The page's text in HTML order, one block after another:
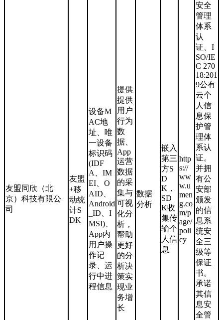
友盟同欣（北
京）科技有限公
司
友盟
+移
动统
计S
DK
设备M
AC地
址、唯
一设备
标识码
(IDF
A、IM
EI、O
AID、
Android
_ID、I
MSI)、
App内
用户操
作记
录、运
行中进
程信息
提供
提供
用户
行为
数
据、
App
运营
数据
的采
集与
可视
化分
析，
帮助
更好
的分
析决
策实
现业
务增
长
数据
分析
嵌入
第三
方S
D
K，
SD
K收
集传
输个
人信
息
http
s://
ww
w.u
men
g.co
m/p
age/
poli
cy
安全
管理
体系
认
证、I
SO/IE
C 270
18:201
9公有
云个
人信
息保
护管
理体
系认
证。
并拥
有公
安部
颁发
的信
息系
统安
全三
级等
保证
书。
承诺
其信
息安
全管